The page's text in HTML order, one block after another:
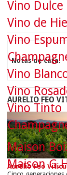
Notas de cata:
AURELIO FEO
Aurelio Feo
Vino Dulce
Vino de
Vino
Vino
Vino
Vino Tinto
Maison
Maison